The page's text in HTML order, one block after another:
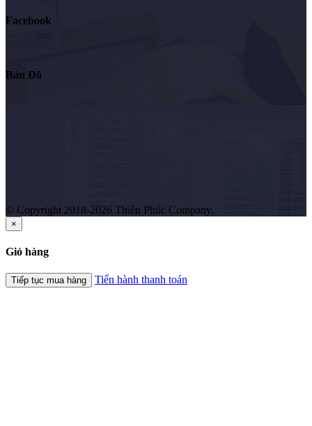
Facebook
Bản Đồ
© Copyright 2018-2026 Thiên Phúc Company.
×
Giỏ hàng
Tiếp tục mua hàng Tiến hành thanh toán